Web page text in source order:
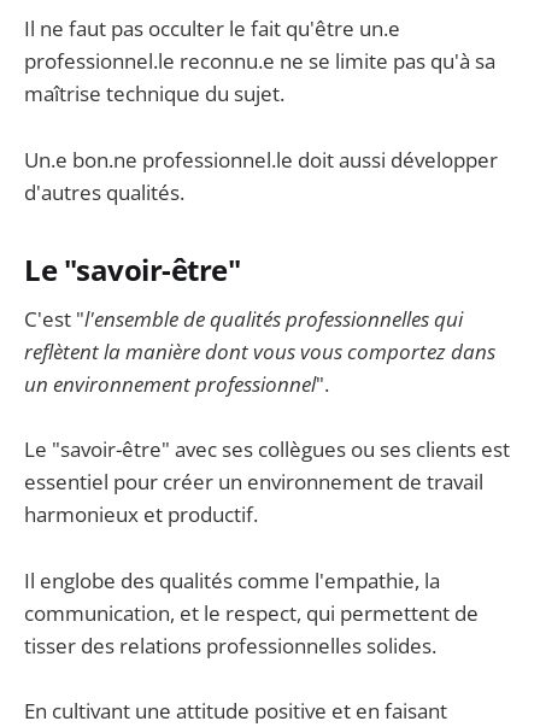
Il ne faut pas occulter le fait qu'être un.e
professionnel.le reconnu.e ne se limite pas qu'à sa
maîtrise technique du sujet.
Un.e bon.ne professionnel.le doit aussi développer
d'autres qualités.
Le "savoir-être"
C'est "l'ensemble de qualités professionnelles qui
reflètent la manière dont vous vous comportez dans
un environnement professionnel".
Le "savoir-être" avec ses collègues ou ses clients est
essentiel pour créer un environnement de travail
harmonieux et productif.
Il englobe des qualités comme l'empathie, la
communication, et le respect, qui permettent de
tisser des relations professionnelles solides.
En cultivant une attitude positive et en faisant